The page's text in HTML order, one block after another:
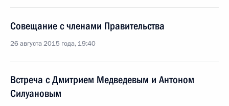
Совещание с членами Правительства
26 августа 2015 года, 19:40
Встреча с Дмитрием Медведевым и Антоном
Силуановым